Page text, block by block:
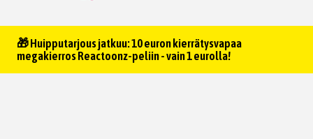
🎁 Huipputarjous jatkuu: 10 euron kierrätysvapaa
megakierros Reactoonz-peliin - vain 1 eurolla!